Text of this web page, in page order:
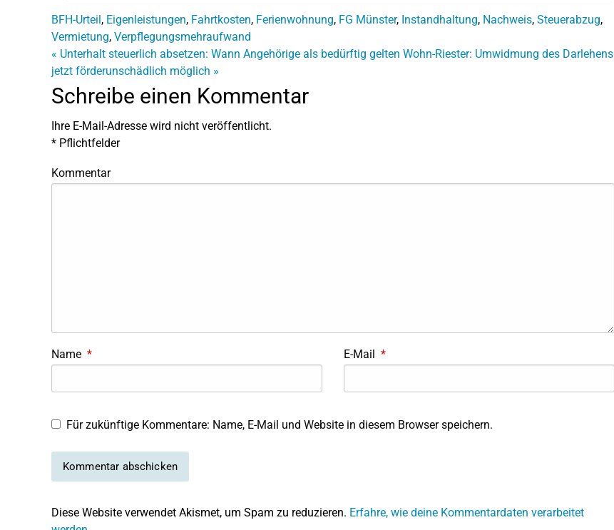
BFH-Urteil, Eigenleistungen, Fahrtkosten, Ferienwohnung, FG Münster, Instandhaltung, Nachweis, Steuerabzug,
Vermietung, Verpflegungsmehraufwand
« Unterhalt steuerlich absetzen: Wann Angehörige als bedürftig gelten Wohn-Riester: Umwidmung des Darlehens
jetzt förderunschädlich möglich »
Schreibe einen Kommentar
Ihre E-Mail-Adresse wird nicht veröffentlicht.
* Pflichtfelder
Kommentar
Name * E-Mail *
Für zukünftige Kommentare: Name, E-Mail und Website in diesem Browser speichern.
Diese Website verwendet Akismet, um Spam zu reduzieren. Erfahre, wie deine Kommentardaten verarbeitet